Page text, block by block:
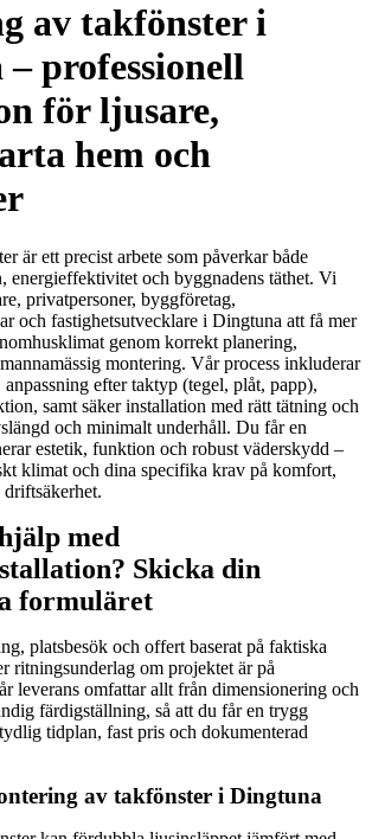
av takfönster i
professionell
för ljusare,
hem och
är ett precist arbete som påverkar både
energieffektivitet och byggnadens täthet. Vi
privatpersoner, byggföretag,
och fastighetsutvecklare i Dingtuna att få mer
genom korrekt planering,
montering. Vår process inkluderar
efter taktyp (tegel, plåt, papp),
samt säker installation med rätt tätning och
och minimalt underhåll. Du får en
estetik, funktion och robust väderskydd –
klimat och dina specifika krav på komfort,
driftsäkerhet.
med
Skicka din
formuläret
platsbesök och offert baserat på faktiska
ritningsunderlag om projektet är på
leverans omfattar allt från dimensionering och
färdigställning, så att du får en trygg
tidplan, fast pris och dokumenterad
av takfönster i Dingtuna